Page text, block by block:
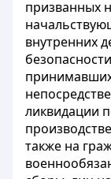
призванных
внутренних
ликвидации
также на